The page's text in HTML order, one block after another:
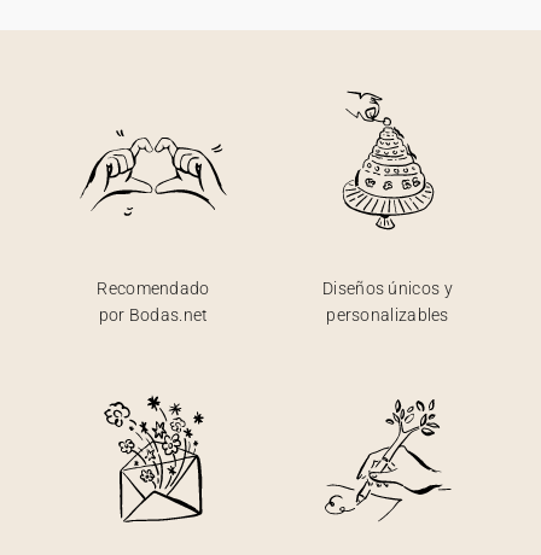
Recomendado
por Bodas.net
Diseños únicos y
personalizables